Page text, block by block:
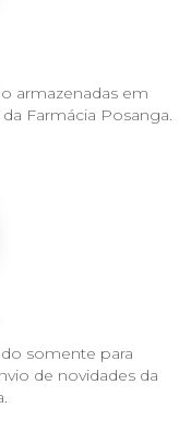
armazenadas em
Farmácia Posanga.
somente para
de novidades da